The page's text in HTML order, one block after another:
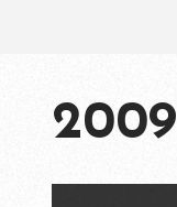
2009